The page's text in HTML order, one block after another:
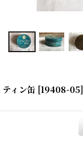
ティン缶 [19408-05]